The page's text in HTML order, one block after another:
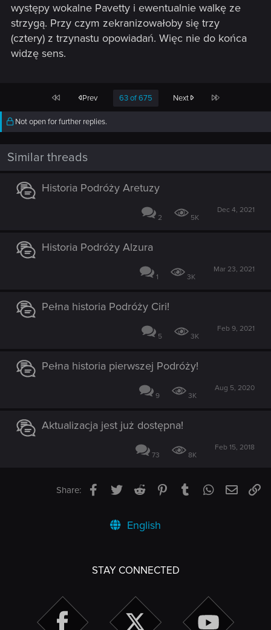
występy wokalne Pavetty i ewentualnie walkę ze
strzygą. Przy czym zekranizowałoby się trzy
(cztery) z trzynastu opowiadań. Więc nie do końca
widzę sens.
First Prev 63 of 675 Next Last
Not open for further replies.
Similar threads
Historia Podróży Aretuzy
2 5K
Dec 4, 2021
Historia Podróży Alzura
1 3K
Mar 23, 2021
Pełna historia Podróży Ciri!
5 3K
Feb 9, 2021
Pełna historia pierwszej Podróży!
9 3K
Aug 5, 2020
Aktualizacja jest już dostępna!
73 8K
Feb 15, 2018
Share: Facebook
TwitterReddit PinterestTumblrWhatsApp
Email
English
STAY CONNECTED